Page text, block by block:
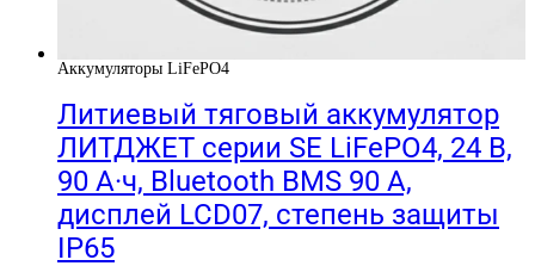
Аккумуляторы LiFePO4
Литиевый тяговый аккумулятор
ЛИТДЖЕТ серии SE LiFePO4, 24 В,
90 А·ч, Bluetooth BMS 90 А,
дисплей LCD07, степень защиты
IP65